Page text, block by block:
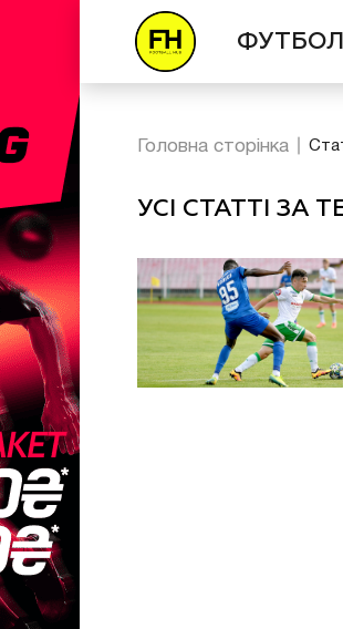
ФУТБОЛ
Головна сторінка
УСІ СТАТТІ ЗА